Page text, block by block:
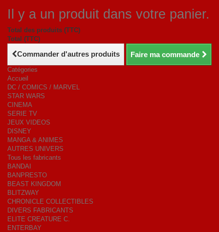
Il y a un produit dans votre panier.
Total des produits (TTC)
Total (TTC)
Commander d'autres produits Faire ma commande
Catégories
Accueil
DC / COMICS / MARVEL
STAR WARS
CINEMA
SERIE TV
JEUX VIDEOS
DISNEY
MANGA & ANIMES
AUTRES UNIVERS
Tous les fabricants
BANDAI
BANPRESTO
BEAST KINGDOM
BLITZWAY
CHRONICLE COLLECTIBLES
DIVERS FABRICANTS
ELITE CREATURE C.
ENTERBAY